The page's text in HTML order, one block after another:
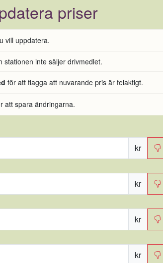
priser
vill uppdatera.
stationen inte säljer drivmedlet.
för att flagga att nuvarande pris är felaktigt.
att spara ändringarna.
kr
kr
kr
kr